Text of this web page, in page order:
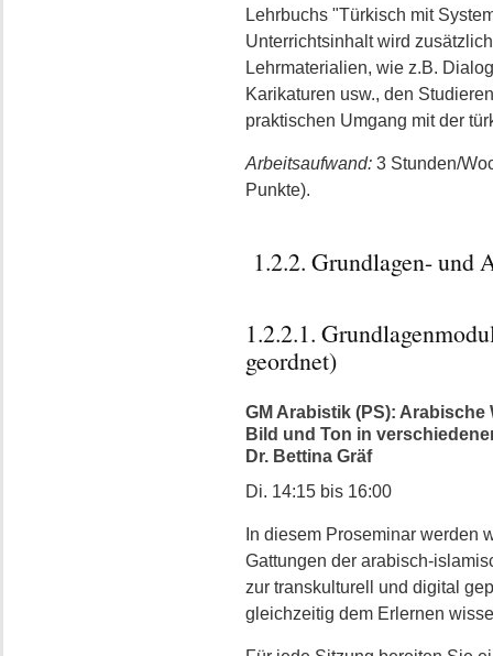
Lehrbuchs "Türkisch mit
Unterrichtsinhalt wird
Lehrmaterialien, wie z.B.
Karikaturen usw., den
praktischen Umgang mit der
Arbeitsaufwand: 3 Stunden/
Punkte).
1.2.2. Grundlagen- und
1.2.2.1.
geordnet)
GM Arabistik (PS): Arabische
Bild und Ton in
Dr. Bettina Gräf
Di. 14:15 bis 16:00
In diesem Proseminar werden
Gattungen der arabisch-
zur transkulturell und digital
gleichzeitig dem Erlernen